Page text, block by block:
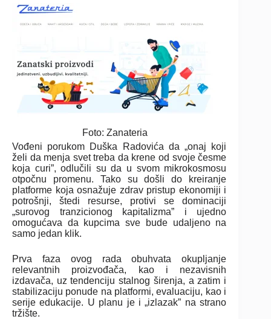
Foto: Zanateria
Vođeni porukom Duška Radovića da „onaj koji
želi da menja svet treba da krene od svoje česme
koja curi”, odlučili su da u svom mikrokosmosu
otpočnu promenu. Tako su došli do kreiranje
platforme koja osnažuje zdrav pristup ekonomiji i
potrošnji, štedi resurse, protivi se dominaciji
„surovog tranzicionog kapitalizma” i ujedno
omogućava da kupcima sve bude udaljeno na
samo jedan klik.
Prva faza ovog rada obuhvata okupljanje
relevantnih proizvođača, kao i nezavisnih
izdavača, uz tendenciju stalnog širenja, a zatim i
stabilizaciju ponude na platformi, evaluaciju, kao i
serije edukacije. U planu je i „izlazak” na strano
tržište.